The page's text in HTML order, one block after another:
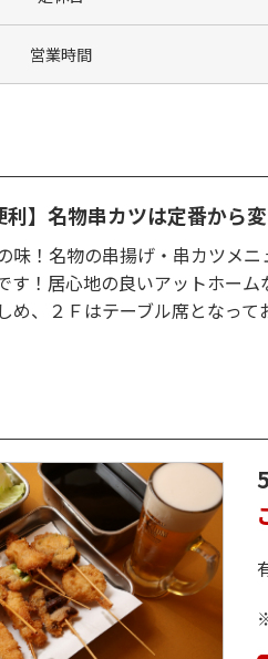
営業時間
利】名物串カツは定番か
味！名物の串揚げ・串カツメ
す！居心地の良いアットホー
め、２Ｆはテーブル席となって